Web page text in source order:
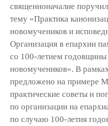
священноначалие
тему «Практика
новомучеников и
Организация в епархии
со 100-летием
новомучеников». В
предложено на примере
практические советы и
по организации на
по случаю 100-летия